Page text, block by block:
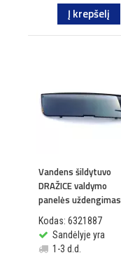
Į krepšelį
Vandens šildytuvo
DRAŽICE valdymo
panelės uždengimas
Kodas: 6321887
Sandėlyje yra
1-3 d.d.